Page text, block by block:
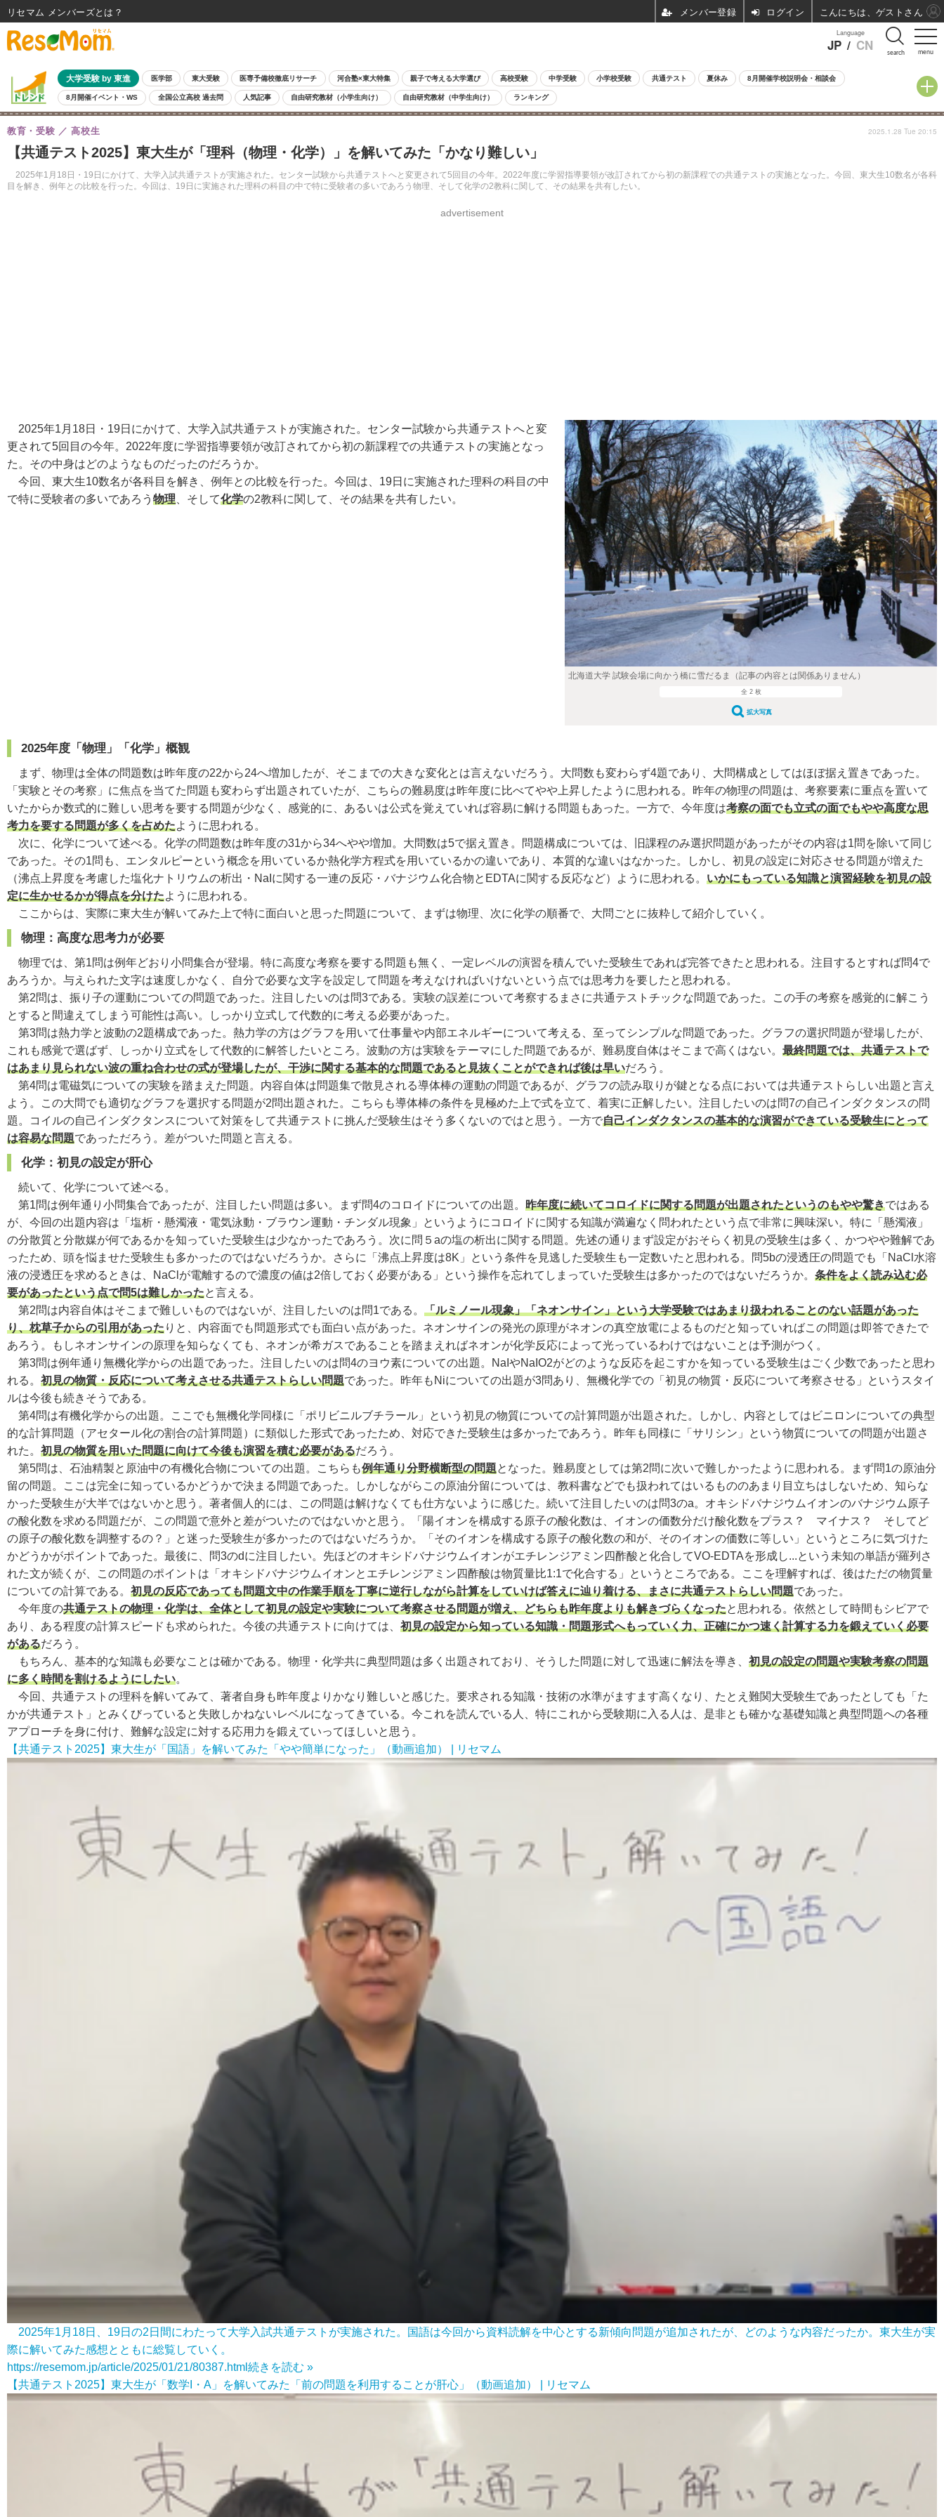
menu
Language
JP / CN search
大学受験 by 東進 医学部 東大受験 医専予備校徹底リサーチ 河合塾×東大特集 親子で考える大学選び 高校受験 中学受験 小学校受験 共通テスト 夏休み 8月開催学校説明会・相談会
8月開催イベント・WS 全国公立高校 過去問 人気記事 自由研究教材（小学生向け） 自由研究教材（中学生向け） ランキング
【共通テスト2025】東大生が「理科（物理・化学）」を解いてみた「かなり難しい」
2025年1月18日・19日にかけて、大学入試共通テストが実施された。センター試験から共通テストへと変更されて5回目の今年。2022年度に学習指導要領が改訂されてから初の新課程での共通テストの実施となった。今回、東大生10数名が各科
目を解き、例年との比較を行った。今回は、19日に実施された理科の科目の中で特に受験者の多いであろう物理、そして化学の2教科に関して、その結果を共有したい。
教育・受験 高校生
advertisement
2025.1.28 Tue 20:15
北海道大学 試験会場に向かう橋に雪だるま（記事の内容とは関係ありません）
全 2 枚
拡大写真
2025年1月18日・19日にかけて、大学入試共通テストが実施された。センター試験から共通テストへと変
更されて5回目の今年。2022年度に学習指導要領が改訂されてから初の新課程での共通テストの実施となっ
た。その中身はどのようなものだったのだろうか。
今回、東大生10数名が各科目を解き、例年との比較を行った。今回は、19日に実施された理科の科目の中
で特に受験者の多いであろう 物理 、そして化学の2教科に関して、その結果を共有したい。
2025年度「物理」「化学」概観
まず、物理は全体の問題数は昨年度の22から24へ増加したが、そこまでの大きな変化とは言えないだろう。大問数も変わらず4題であり、大問構成としてはほぼ据え置きであった。
「実験とその考察」に焦点を当てた問題も変わらず出題されていたが、こちらの難易度は昨年度に比べてやや上昇したように思われる。昨年の物理の問題は、考察要素に重点を置いて
いたからか数式的に難しい思考を要する問題が少なく、感覚的に、あるいは公式を覚えていれば容易に解ける問題もあった。一方で、今年度は考察の面でも立式の面でもやや高度な思
考力を要する問題が多くを占めたように思われる。
次に、化学について述べる。化学の問題数は昨年度の31から34へやや増加。大問数は5で据え置き。問題構成については、旧課程のみ選択問題があったがその内容は1問を除いて同じ
であった。その1問も、エンタルピーという概念を用いているか熱化学方程式を用いているかの違いであり、本質的な違いはなかった。しかし、初見の設定に対応させる問題が増えた
（沸点上昇度を考慮した塩化ナトリウムの析出・NaIに関する一連の反応・バナジウム化合物とEDTAに関する反応など）ように思われる。 いかにもっている知識と演習経験を初見の設
定に生かせるかが得点を分けたように思われる。
ここからは、実際に東大生が解いてみた上で特に面白いと思った問題について、まずは物理、次に化学の順番で、大問ごとに抜粋して紹介していく。
物理：高度な思考力が必要
物理では、第1問は例年どおり小問集合が登場。特に高度な考察を要する問題も無く、一定レベルの演習を積んでいた受験生であれば完答できたと思われる。注目するとすれば問4で
あろうか。与えられた文字は速度しかなく、自分で必要な文字を設定して問題を考えなければいけないという点では思考力を要したと思われる。
第2問は、振り子の運動についての問題であった。注目したいのは問3である。実験の誤差について考察するまさに共通テストチックな問題であった。この手の考察を感覚的に解こう
とすると間違えてしまう可能性は高い。しっかり立式して代数的に考える必要があった。
第3問は熱力学と波動の2題構成であった。熱力学の方はグラフを用いて仕事量や内部エネルギーについて考える、至ってシンプルな問題であった。グラフの選択問題が登場したが、
これも感覚で選ばず、しっかり立式をして代数的に解答したいところ。波動の方は実験をテーマにした問題であるが、難易度自体はそこまで高くはない。 最終問題では、共通テストで
はあまり見られない波の重ね合わせの式が登場したが、干渉に関する基本的な問題であると見抜くことができれば後は早いだろう。
第4問は電磁気についての実験を踏まえた問題。内容自体は問題集で散見される導体棒の運動の問題であるが、グラフの読み取りが鍵となる点においては共通テストらしい出題と言え
よう。この大問でも適切なグラフを選択する問題が2問出題された。こちらも導体棒の条件を見極めた上で式を立て、着実に正解したい。注目したいのは問7の自己インダクタンスの問
題。コイルの自己インダクタンスについて対策をして共通テストに挑んだ受験生はそう多くないのではと思う。一方で自己インダクタンスの基本的な演習ができている受験生にとって
は容易な問題であっただろう。差がついた問題と言える。
化学：初見の設定が肝心
続いて、化学について述べる。
第1問は例年通り小問集合であったが、注目したい問題は多い。まず問4のコロイドについての出題。 昨年度に続いてコロイドに関する問題が出題されたというのもやや驚きではある
が、今回の出題内容は「塩析・懸濁液・電気泳動・ブラウン運動・チンダル現象」というようにコロイドに関する知識が満遍なく問われたという点で非常に興味深い。特に「懸濁液」
の分散質と分散媒が何であるかを知っていた受験生は少なかったであろう。次に問５aの塩の析出に関する問題。先述の通りまず設定がおそらく初見の受験生は多く、かつやや難解であ
ったため、頭を悩ませた受験生も多かったのではないだろうか。さらに「沸点上昇度は8K」という条件を見逃した受験生も一定数いたと思われる。問5bの浸透圧の問題でも「NaCl水溶
液の浸透圧を求めるときは、NaClが電離するので濃度の値は2倍しておく必要がある」という操作を忘れてしまっていた受験生は多かったのではないだろうか。 条件をよく読み込む必
要があったという点で問5は難しかったと言える。
第2問は内容自体はそこまで難しいものではないが、注目したいのは問1である。 「ルミノール現象」「ネオンサイン」という大学受験ではあまり扱われることのない話題があった
り、枕草子からの引用があったりと、内容面でも問題形式でも面白い点があった。ネオンサインの発光の原理がネオンの真空放電によるものだと知っていればこの問題は即答できたで
あろう。もしネオンサインの原理を知らなくても、ネオンが希ガスであることを踏まえればネオンが化学反応によって光っているわけではないことは予測がつく。
第3問は例年通り無機化学からの出題であった。注目したいのは問4のヨウ素についての出題。NaIやNaIO2がどのような反応を起こすかを知っている受験生はごく少数であったと思わ
れる。 初見の物質・反応について考えさせる共通テストらしい問題であった。昨年もNiについての出題が3問あり、無機化学での「初見の物質・反応について考察させる」というスタイ
ルは今後も続きそうである。
第4問は有機化学からの出題。ここでも無機化学同様に「ポリビニルブチラール」という初見の物質についての計算問題が出題された。しかし、内容としてはビニロンについての典型
的な計算問題（アセタール化の割合の計算問題）に類似した形式であったため、対応できた受験生は多かったであろう。昨年も同様に「サリシン」という物質についての問題が出題さ
れた。 初見の物質を用いた問題に向けて今後も演習を積む必要があるだろう。
第5問は、石油精製と原油中の有機化合物についての出題。こちらも例年通り分野横断型の問題となった。難易度としては第2問に次いで難しかったように思われる。まず問1の原油分
留の問題。ここは完全に知っているかどうかで決まる問題であった。しかしながらこの原油分留については、教科書などでも扱われてはいるもののあまり目立ちはしないため、知らな
かった受験生が大半ではないかと思う。著者個人的には、この問題は解けなくても仕方ないように感じた。続いて注目したいのは問3のa。オキシドバナジウムイオンのバナジウム原子
の酸化数を求める問題だが、この問題で意外と差がついたのではないかと思う。「陽イオンを構成する原子の酸化数は、イオンの価数分だけ酸化数をプラス？ マイナス？ そしてど
の原子の酸化数を調整するの？」と迷った受験生が多かったのではないだろうか。「そのイオンを構成する原子の酸化数の和が、そのイオンの価数に等しい」というところに気づけた
かどうかがポイントであった。最後に、問3のdに注目したい。先ほどのオキシドバナジウムイオンがエチレンジアミン四酢酸と化合してVO-EDTAを形成し...という未知の単語が羅列さ
れた文が続くが、この問題のポイントは「オキシドバナジウムイオンとエチレンジアミン四酢酸は物質量比1:1で化合する」というところである。ここを理解すれば、後はただの物質量
についての計算である。 初見の反応であっても問題文中の作業手順を丁寧に逆行しながら計算をしていけば答えに辿り着ける、まさに共通テストらしい問題であった。
今年度の共通テストの物理・化学は、全体として初見の設定や実験について考察させる問題が増え、どちらも昨年度よりも解きづらくなったと思われる。依然として時間もシビアで
あり、ある程度の計算スピードも求められた。今後の共通テストに向けては、 初見の設定から知っている知識・問題形式へもっていく力、正確にかつ速く計算する力を鍛えていく必要
があるだろう。
もちろん、基本的な知識も必要なことは確かである。物理・化学共に典型問題は多く出題されており、そうした問題に対して迅速に解法を導き、 初見の設定の問題や実験考察の問題
に多く時間を割けるようにしたい。
今回、共通テストの理科を解いてみて、著者自身も昨年度よりかなり難しいと感じた。要求される知識・技術の水準がますます高くなり、たとえ難関大受験生であったとしても「た
かが共通テスト」とみくびっていると失敗しかねないレベルになってきている。今これを読んでいる人、特にこれから受験期に入る人は、是非とも確かな基礎知識と典型問題への各種
アプローチを身に付け、難解な設定に対する応用力を鍛えていってほしいと思う。
【共通テスト2025】東大生が「国語」を解いてみた「やや簡単になった」（動画追加） | リセマム
2025年1月18日、19日の2日間にわたって大学入試共通テストが実施された。国語は今回から資料読解を中心とする新傾向問題が追加されたが、どのような内容だったか。東大生が実
際に解いてみた感想とともに総覧していく。
https://resemom.jp/article/2025/01/21/80387.html 続きを読む »
【共通テスト2025】東大生が「数学I・A」を解いてみた「前の問題を利用することが肝心」（動画追加） | リセマム
リセマム メンバーズ ログイン こんにちは、ゲストさん